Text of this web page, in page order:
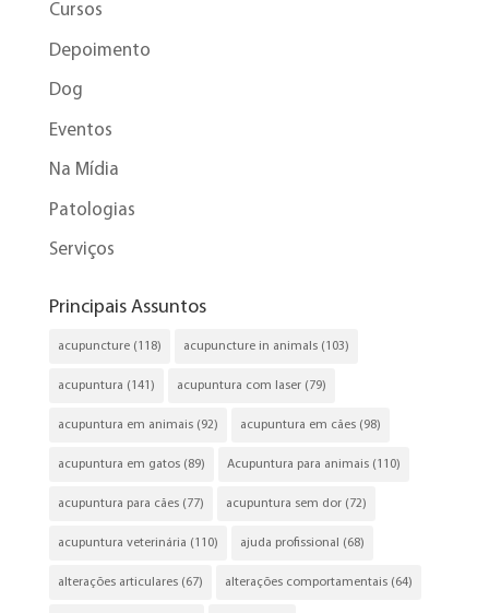
Cursos
Depoimento
Dog
Eventos
Na Mídia
Patologias
Serviços
Principais Assuntos
acupuncture(118) acupuncture in animals(103)
acupuntura (141) acupuntura com laser(79)
acupuntura em animais(92) acupuntura em cães(98)
acupuntura em gatos(89) Acupuntura para animais(110)
acupuntura para cães(77) acupuntura sem dor(72)
acupuntura veterinária (110) ajuda profissional (68)
alterações articulares(67) alterações comportamentais(64)